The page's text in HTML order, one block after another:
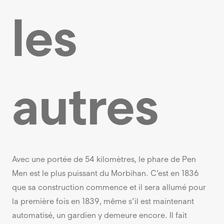
les
autres
Avec une portée de 54 kilomètres, le phare de Pen
Men est le plus puissant du Morbihan. C’est en 1836
que sa construction commence et il sera allumé pour
la première fois en 1839, même s’il est maintenant
automatisé, un gardien y demeure encore. Il fait